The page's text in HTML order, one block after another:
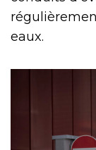
eaux.